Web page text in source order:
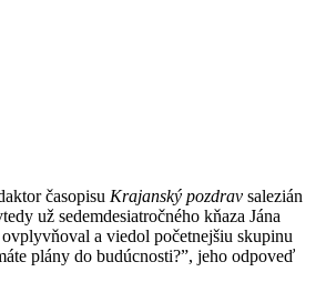
časopisu Krajanský pozdrav salezián
už sedemdesiatročného kňaza Jána
a viedol početnejšiu skupinu
plány do budúcnosti?”, jeho odpoveď